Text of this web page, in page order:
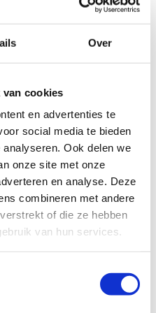
Over
van cookies
en advertenties te
social media te bieden
Ook delen we
onze site met onze
en analyse. Deze
combineren met andere
of die ze hebben
van hun services.
route?
van de routes in kaart